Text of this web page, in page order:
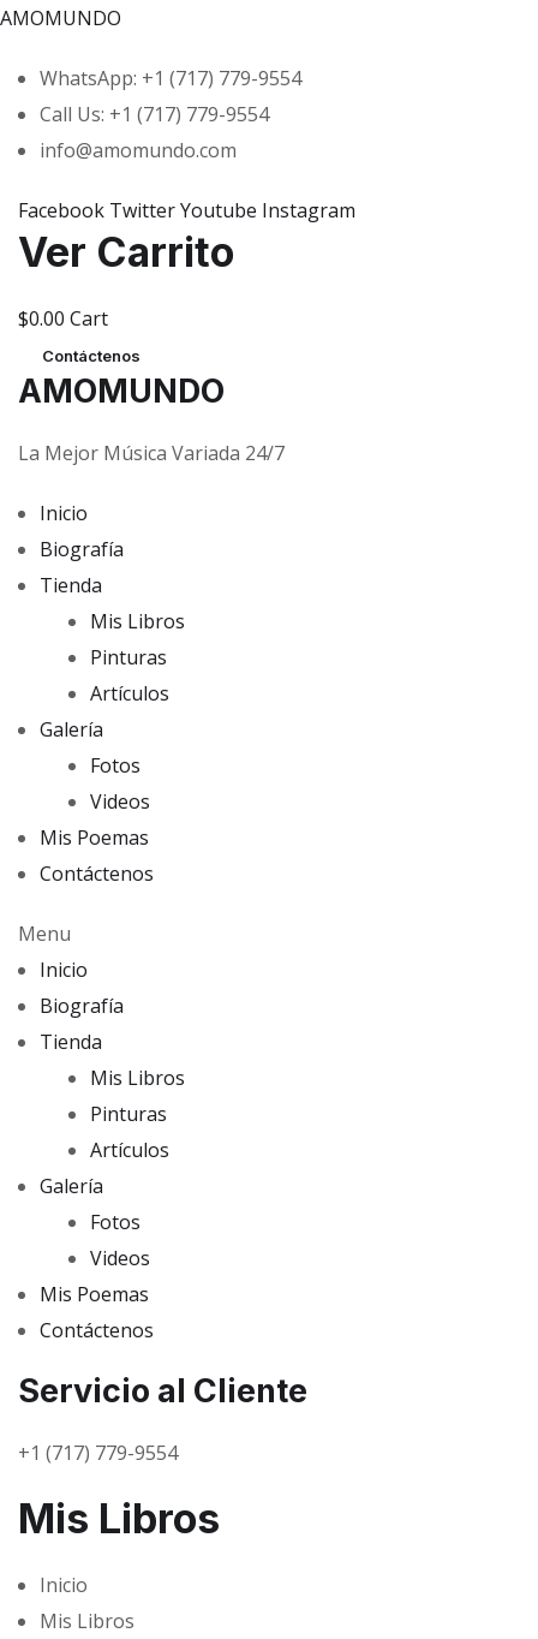
AMOMUNDO
WhatsApp: +1 (717) 779-9554
Call Us: +1 (717) 779-9554
info@amomundo.com
Facebook TwitterYoutube Instagram
Ver Carrito
$0.00 Cart
Contáctenos
AMOMUNDO
La Mejor Música Variada 24/7
Inicio
Biografía
Tienda
Mis Libros
Pinturas
Artículos
Galería
Fotos
Videos
Mis Poemas
Contáctenos
Menu
Inicio
Biografía
Tienda
Mis Libros
Pinturas
Artículos
Galería
Fotos
Videos
Mis Poemas
Contáctenos
Servicio al Cliente
+1 (717) 779-9554
Mis Libros
Inicio
Mis Libros